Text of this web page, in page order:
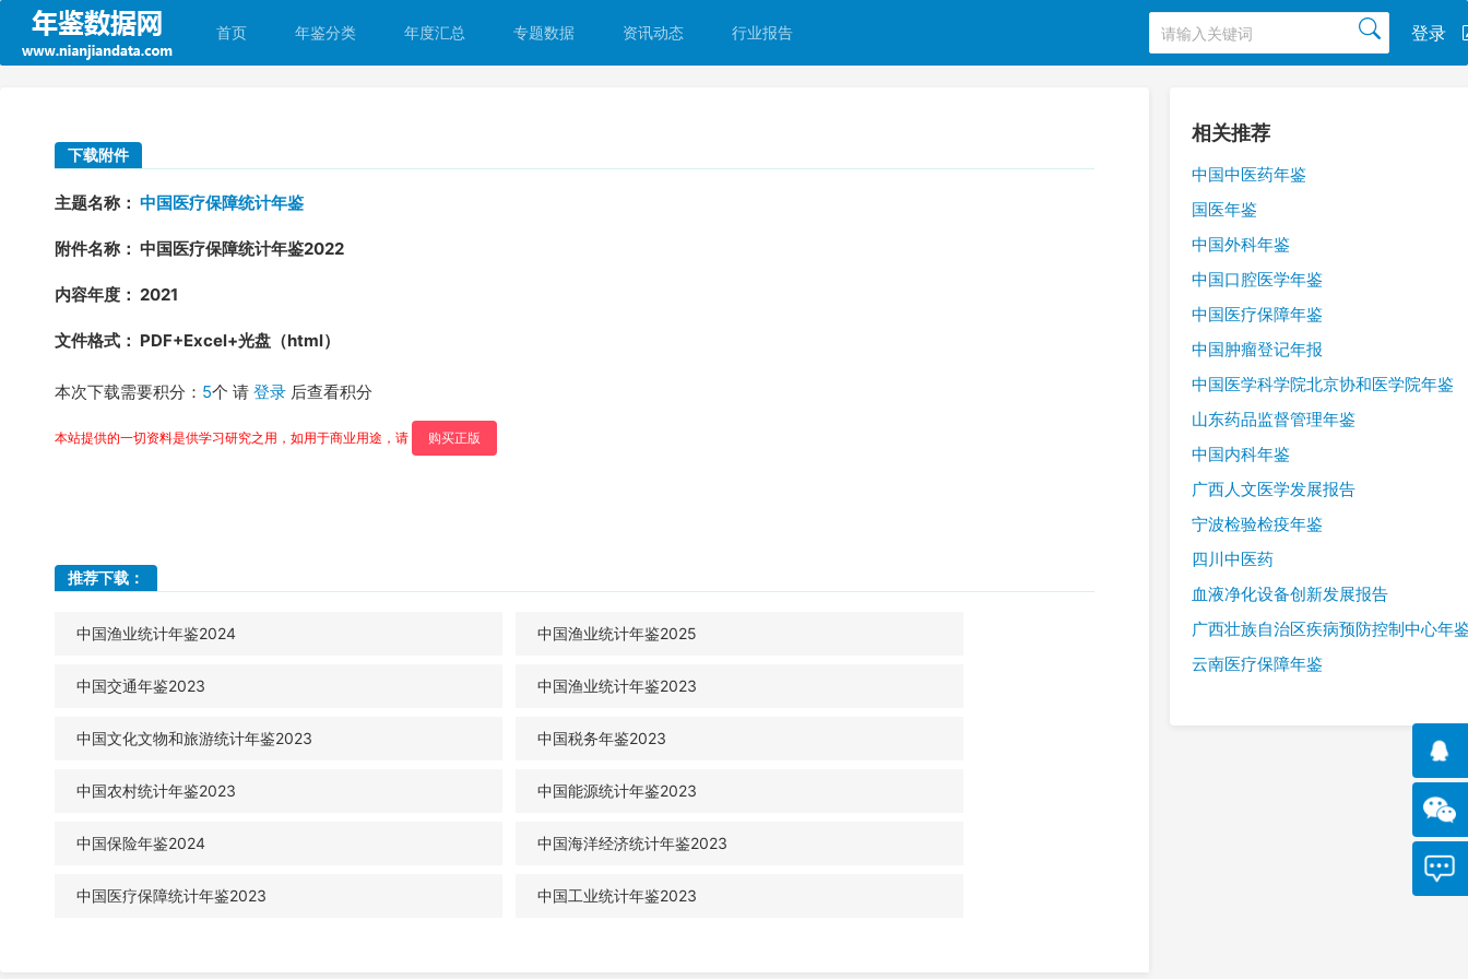
登录
首页 年鉴分类 年度汇总 专题数据 资讯动态 行业报告
下载附件
主题名称： 中国医疗保障统计年鉴
附件名称： 中国医疗保障统计年鉴2022
内容年度： 2021
文件格式： PDF+Excel+光盘（html）
本次下载需要积分： 5个 请 登录 后查看积分
本站提供的一切资料是供学习研究之用，如用于商业用途，请 购买正版
推荐下载：
中国渔业统计年鉴2024 中国渔业统计年鉴2025
中国交通年鉴2023 中国渔业统计年鉴2023
中国文化文物和旅游统计年鉴2023 中国税务年鉴2023
中国农村统计年鉴2023 中国能源统计年鉴2023
中国保险年鉴2024 中国海洋经济统计年鉴2023
中国医疗保障统计年鉴2023 中国工业统计年鉴2023
相关推荐
中国中医药年鉴
国医年鉴
中国外科年鉴
中国口腔医学年鉴
中国医疗保障年鉴
中国肿瘤登记年报
中国医学科学院北京协和医学院年鉴
山东药品监督管理年鉴
中国内科年鉴
广西人文医学发展报告
宁波检验检疫年鉴
四川中医药
血液净化设备创新发展报告
广西壮族自治区疾病预防控制中心年
云南医疗保障年鉴